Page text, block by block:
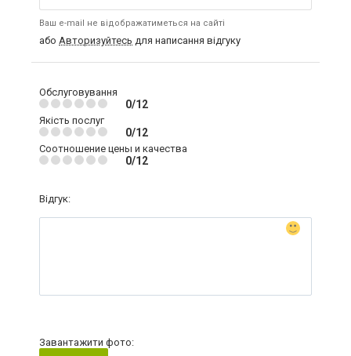
Ваш e-mail не відображатиметься на сайті
або Авторизуйтесь для написання відгуку
Обслуговування
0/12
Якість послуг
0/12
Соотношение цены и качества
0/12
Відгук:
Завантажити фото: